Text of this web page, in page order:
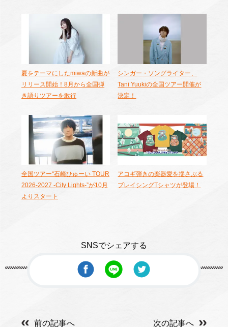
夏をテーマにしたmiwaの新曲が
リリース開始！8月から全国弾
き語りツアーを敢行
シンガー・ソングライター、
Tani Yuukiの全国ツアー開催が
決定！
全国ツアー“石崎ひゅーい TOUR
2026-2027 -City Lights-”が10月
よりスタート
アコギ弾きの楽器愛を揺さぶる
ブレイシングTシャツが登場！
SNSでシェアする
前の記事へ 次の記事へ